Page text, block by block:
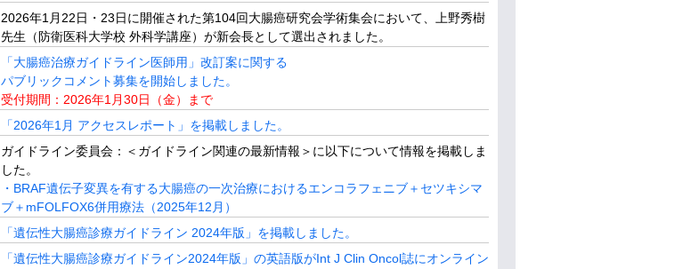
2026年1月22日・23日に開催された第104回大腸癌研究会学術集会において、上野秀樹
先生（防衛医科大学校 外科学講座）が新会長として選出されました。
「大腸癌治療ガイドライン医師用」改訂案に関する
パブリックコメント募集を開始しました。
受付期間：2026年1月30日（金）まで
「2026年1月 アクセスレポート」を掲載しました。
ガイドライン委員会：＜ガイドライン関連の最新情報＞に以下について情報を掲載しま
した。
・BRAF遺伝子変異を有する大腸癌の一次治療におけるエンコラフェニブ＋セツキシマ
ブ＋mFOLFOX6併用療法（2025年12月）
「遺伝性大腸癌診療ガイドライン 2024年版」を掲載しました。
「遺伝性大腸癌診療ガイドライン2024年版」の英語版がInt J Clin Oncol誌にオンライン